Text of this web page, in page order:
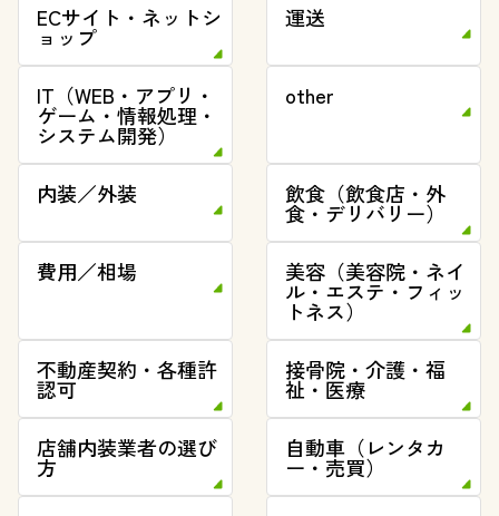
ECサイト・ネットシ
ョップ
運送
IT（WEB・アプリ・
ゲーム・情報処理・
システム開発）
other
内装／外装 飲食（飲食店・外
食・デリバリー）
費用／相場
美容（美容院・ネイ
ル・エステ・フィッ
トネス）
不動産契約・各種許
認可
接骨院・介護・福
祉・医療
店舗内装業者の選び
方
自動車（レンタカ
ー・売買）